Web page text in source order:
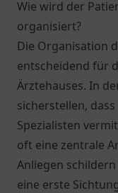
Wie wird der
organisiert?
Die Organisation
entscheidend für
Ärztehauses. In
sicherstellen,
Spezialisten
oft eine zentrale
Anliegen
eine erste